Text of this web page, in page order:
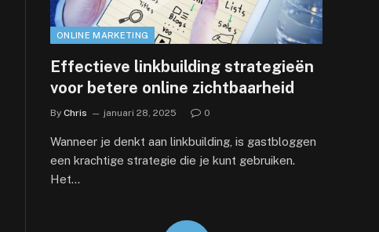
ONLINE MARKETING
Effectieve linkbuilding strategieën
voor betere online zichtbaarheid
By Chris januari 28, 2025 0
Wanneer je denkt aan linkbuilding, is gastbloggen
een krachtige strategie die je kunt gebruiken.
Het…